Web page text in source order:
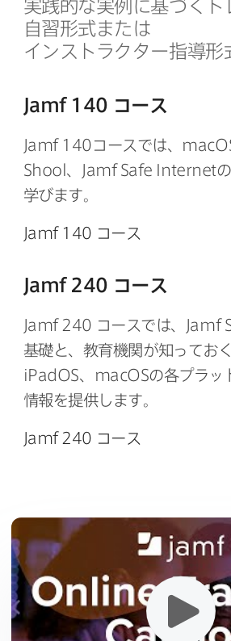
実践的な​実例に​基づく​ト
自習形式または​
インストラクター指導形
Jamf 140 コース
Jamf 140 コースでは、
Shool 、 Jamf Safe Internet
学びます。
Jamf 140 コース
Jamf 240 コース
Jamf 240 コースでは、 Jamf
基礎と、​教育機関が​知ってお
iPadOS、 macOSの​各プラッ
情報を​提供します。
Jamf 240 コース